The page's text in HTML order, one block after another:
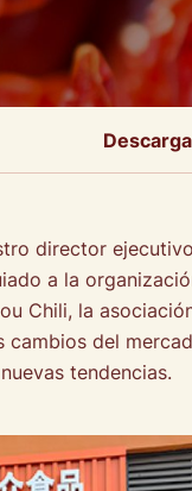
director
a la
Chili, la
cambios del
tendencias.